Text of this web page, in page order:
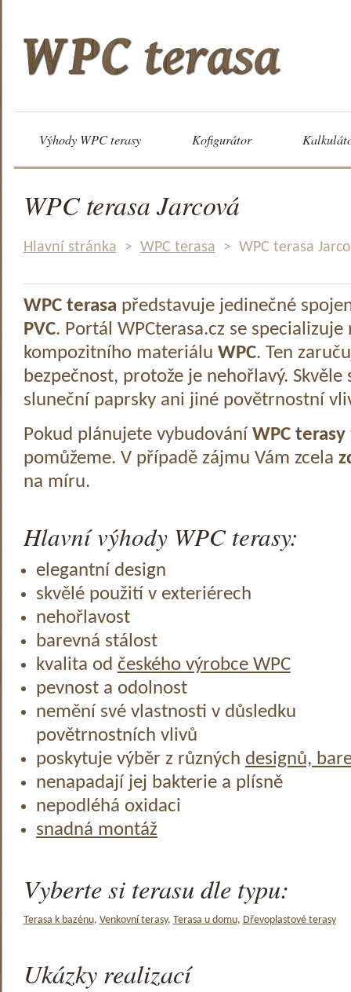
Výhody WPC terasy Kofigurátor
WPC terasa Jarcová
Hlavní stránka > WPC terasa > WPC terasa
WPC terasa představuje jedinečné
PVC. Portál WPCterasa.cz se specializuje
kompozitního materiálu WPC. Ten
bezpečnost, protože je nehořlavý.
sluneční paprsky ani jiné povětrnostní
Pokud plánujete vybudování WPC terasy
pomůžeme. V případě zájmu Vám zcela
na míru.
Hlavní výhody WPC terasy:
elegantní design
skvělé použití v exteriérech
nehořlavost
barevná stálost
kvalita od českého výrobce WPC
pevnost a odolnost
nemění své vlastnosti v důsledku
povětrnostních vlivů
poskytuje výběr z různých designů,
nenapadají jej bakterie a plísně
nepodléhá oxidaci
snadná montáž
Vyberte si terasu dle typu:
Terasa k bazénu, Venkovní terasy, Terasa u domu, Dřevoplastové terasy
Ukázky realizací